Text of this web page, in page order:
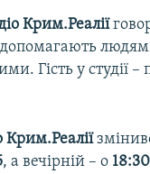
Крим.Реалії
Гість у студії
Крим.Реалії
, а вечірній – о 18:30